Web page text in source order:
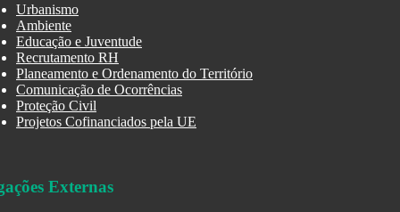
Urbanismo
Ambiente
Educação e Juventude
Recrutamento RH
Planeamento e Ordenamento do Território
Comunicação de Ocorrências
Proteção Civil
Projetos Cofinanciados pela UE
Externas